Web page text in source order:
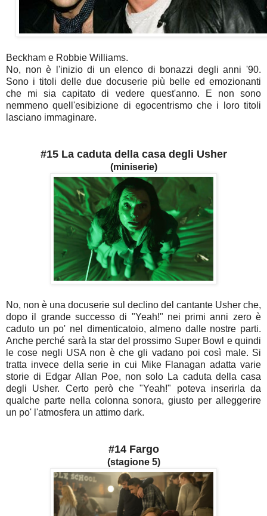
Beckham e Robbie Williams.
No, non è l'inizio di un elenco di bonazzi degli anni '90.
Sono i titoli delle due docuserie più belle ed emozionanti
che mi sia capitato di vedere quest'anno. E non sono
nemmeno quell'esibizione di egocentrismo che i loro titoli
lasciano immaginare.
#15 La caduta della casa degli Usher
(miniserie)
No, non è una docuserie sul declino del cantante Usher che,
dopo il grande successo di "Yeah!" nei primi anni zero è
caduto un po' nel dimenticatoio, almeno dalle nostre parti.
Anche perché sarà la star del prossimo Super Bowl e quindi
le cose negli USA non è che gli vadano poi così male. Si
tratta invece della serie in cui Mike Flanagan adatta varie
storie di Edgar Allan Poe, non solo La caduta della casa
degli Usher. Certo però che "Yeah!" poteva inserirla da
qualche parte nella colonna sonora, giusto per alleggerire
un po' l'atmosfera un attimo dark.
#14 Fargo
(stagione 5)